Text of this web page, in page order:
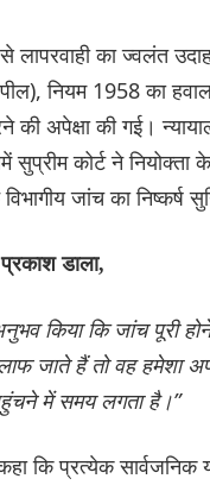
का ज्वलंत
नियम 1958 का
की अपेक्षा की गई।
सुप्रीम कोर्ट ने
जांच का निष्कर्ष
डाला,
किया कि जांच पूरी
जाते हैं तो वह
में समय लगता है।”
कि प्रत्येक सार्वजनिक